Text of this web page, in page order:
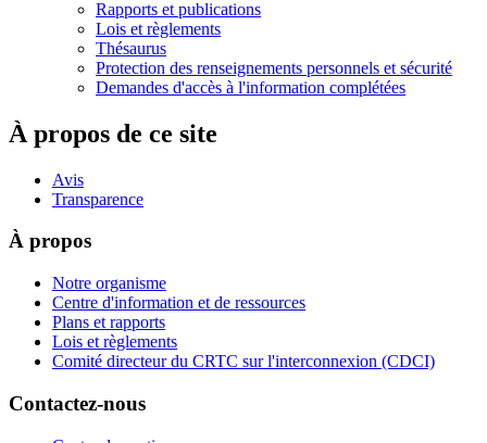
Rapports et publications
Lois et règlements
Thésaurus
Protection des renseignements personnels et sécurité
Demandes d'accès à l'information complétées
À propos de ce site
Avis
Transparence
À propos
Notre organisme
Centre d'information et de ressources
Plans et rapports
Lois et règlements
Comité directeur du CRTC sur l'interconnexion (CDCI)
Contactez-nous